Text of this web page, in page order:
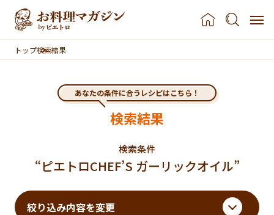
本文へスキップ
トップ検索結果
検索結果
あなたの条件に合うレシピはこちら！
検索条件
“ピエトロCHEF’S ガーリックオイル”
絞り込み内容を変更